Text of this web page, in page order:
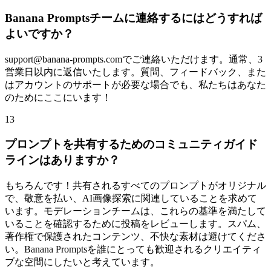
Banana Promptsチームに連絡するにはどうすれば
よいですか？
support@banana-prompts.comでご連絡いただけます。通常、3
営業日以内に返信いたします。質問、フィードバック、また
はアカウントのサポートが必要な場合でも、私たちはあなた
のためにここにいます！
13
プロンプトを共有するためのコミュニティガイド
ラインはありますか？
もちろんです！共有されるすべてのプロンプトがオリジナル
で、敬意を払い、AI画像探索に関連していることを求めて
います。モデレーションチームは、これらの基準を満たして
いることを確認するために投稿をレビューします。スパム、
著作権で保護されたコンテンツ、不快な素材は避けてくださ
い。Banana Promptsを誰にとっても歓迎されるクリエイティ
ブな空間にしたいと考えています。